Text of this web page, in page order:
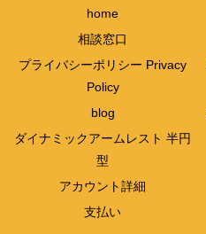
home
相談窓口
プライバシーポリシー Privacy
Policy
blog
ダイナミックアームレスト 半円
型
アカウント詳細
支払い